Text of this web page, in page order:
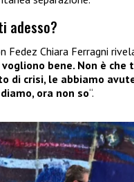
adesso?
Chiara Ferragni
bene. Non è
di crisi, le abbiamo
ora non so“.